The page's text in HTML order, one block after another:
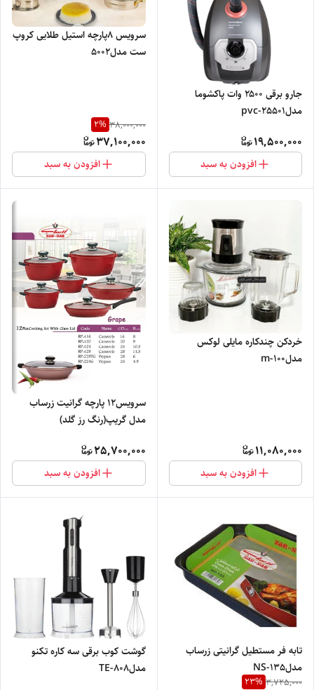
جارو برقی ۲۵۰۰ وات پاکشوما
مدلpvc-25501
19,500,000
افزودن به سبد
سرویس ۸پارچه استیل طلایی کروپ
ست مدل۵۰۰۲
38,000,000
2%
37,100,000
افزودن به سبد
خردکن چندکاره مایلی لوکس
مدلm-100
11,080,000
افزودن به سبد
سرویس۱۲ پارچه گرانیت زرساب
مدل گریپ(رنگ رز گلد)
25,700,000
افزودن به سبد
تابه فر مستطیل گرانیتی زرساب
مدلNS-135
3,725,000
23%
گوشت کوب برقی سه کاره تکنو
مدلTE-808